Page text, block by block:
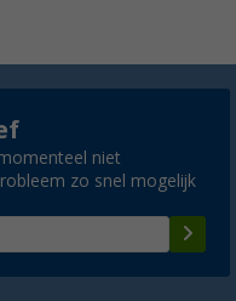
niet
zo snel mogelijk